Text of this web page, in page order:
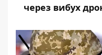
через вибух